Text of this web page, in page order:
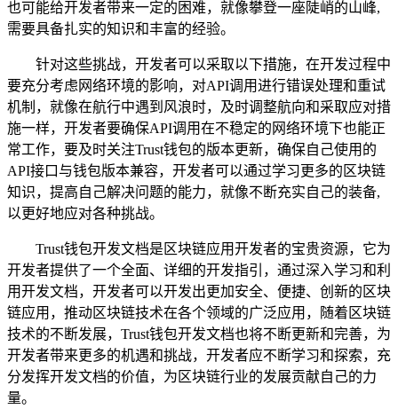
也可能给开发者带来一定的困难，就像攀登一座陡峭的山峰,
需要具备扎实的知识和丰富的经验。
针对这些挑战，开发者可以采取以下措施，在开发过程中
要充分考虑网络环境的影响，对API调用进行错误处理和重试
机制，就像在航行中遇到风浪时，及时调整航向和采取应对措
施一样，开发者要确保API调用在不稳定的网络环境下也能正
常工作，要及时关注Trust钱包的版本更新，确保自己使用的
API接口与钱包版本兼容，开发者可以通过学习更多的区块链
知识，提高自己解决问题的能力，就像不断充实自己的装备,
以更好地应对各种挑战。
Trust钱包开发文档是区块链应用开发者的宝贵资源，它为
开发者提供了一个全面、详细的开发指引，通过深入学习和利
用开发文档，开发者可以开发出更加安全、便捷、创新的区块
链应用，推动区块链技术在各个领域的广泛应用，随着区块链
技术的不断发展，Trust钱包开发文档也将不断更新和完善，为
开发者带来更多的机遇和挑战，开发者应不断学习和探索，充
分发挥开发文档的价值，为区块链行业的发展贡献自己的力
量。